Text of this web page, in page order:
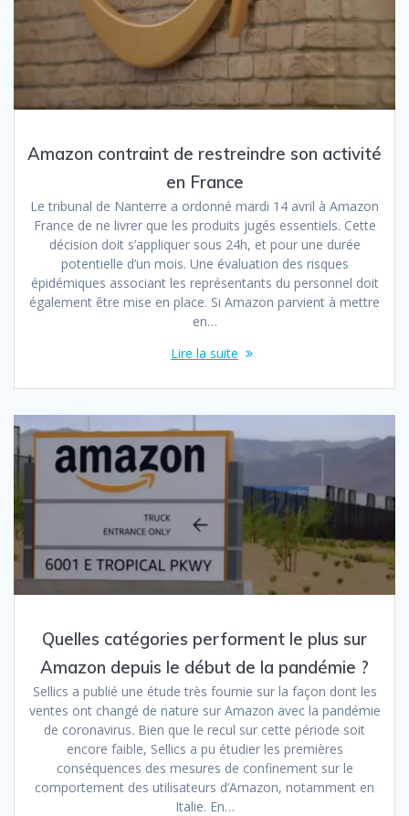
Amazon contraint de restreindre son activité
en France
Le tribunal de Nanterre a ordonné mardi 14 avril à Amazon
France de ne livrer que les produits jugés essentiels. Cette
décision doit s’appliquer sous 24h, et pour une durée
potentielle d’un mois. Une évaluation des risques
épidémiques associant les représentants du personnel doit
également être mise en place. Si Amazon parvient à mettre
en…
Lire la suite
Quelles catégories performent le plus sur
Amazon depuis le début de la pandémie ?
Sellics a publié une étude très fournie sur la façon dont les
ventes ont changé de nature sur Amazon avec la pandémie
de coronavirus. Bien que le recul sur cette période soit
encore faible, Sellics a pu étudier les premières
conséquences des mesures de confinement sur le
comportement des utilisateurs d’Amazon, notamment en
Italie. En…